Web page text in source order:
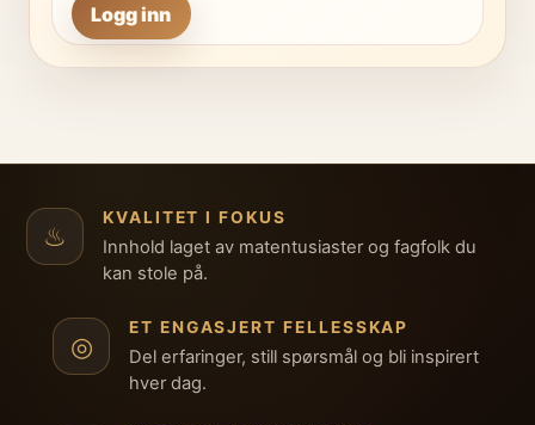
Logg inn
♨
KVALITET I FOKUS
Innhold laget av matentusiaster og fagfolk du
kan stole på.
◎
ET ENGASJERT FELLESSKAP
Del erfaringer, still spørsmål og bli inspirert
hver dag.